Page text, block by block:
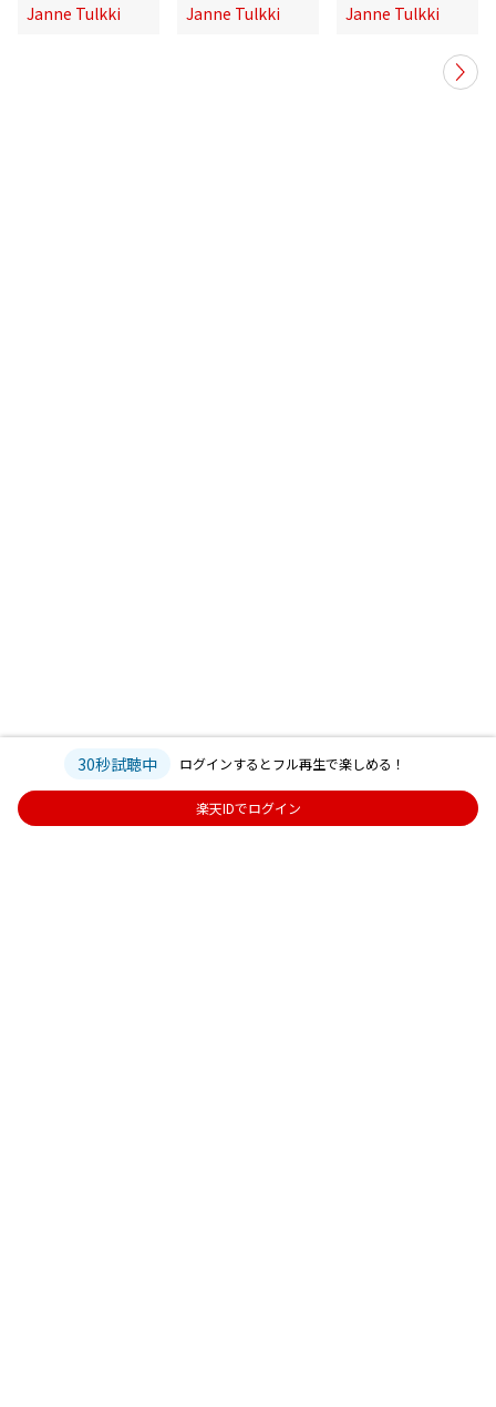
Janne Tulkki
Janne Tulkki
Janne Tulkki
30秒試聴中 ログインするとフル再生で楽しめる！
楽天IDでログイン